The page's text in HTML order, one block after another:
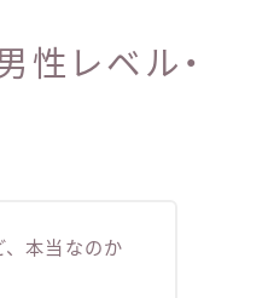
性レベル・
、本当なのか